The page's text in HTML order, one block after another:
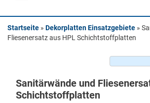
Plattenmaterial
HPL beschichtete MDF Platten
HPL beschichtete Spanplatten
Sie sind hier
Startseite » Dekorplatten Einsatzgebiete »
Fliesenersatz aus HPL Schichtstoffplatten
Suche
Sanitärwände und
Schichtstoffplatten